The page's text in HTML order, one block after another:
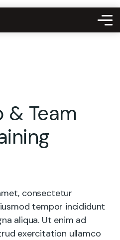
& Team
consectetur
tempor incididunt
aliqua. Ut enim ad
exercitation ullamco